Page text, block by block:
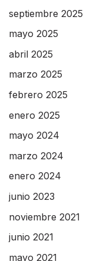
septiembre 2025
mayo 2025
abril 2025
marzo 2025
febrero 2025
enero 2025
mayo 2024
marzo 2024
enero 2024
junio 2023
noviembre 2021
junio 2021
mayo 2021